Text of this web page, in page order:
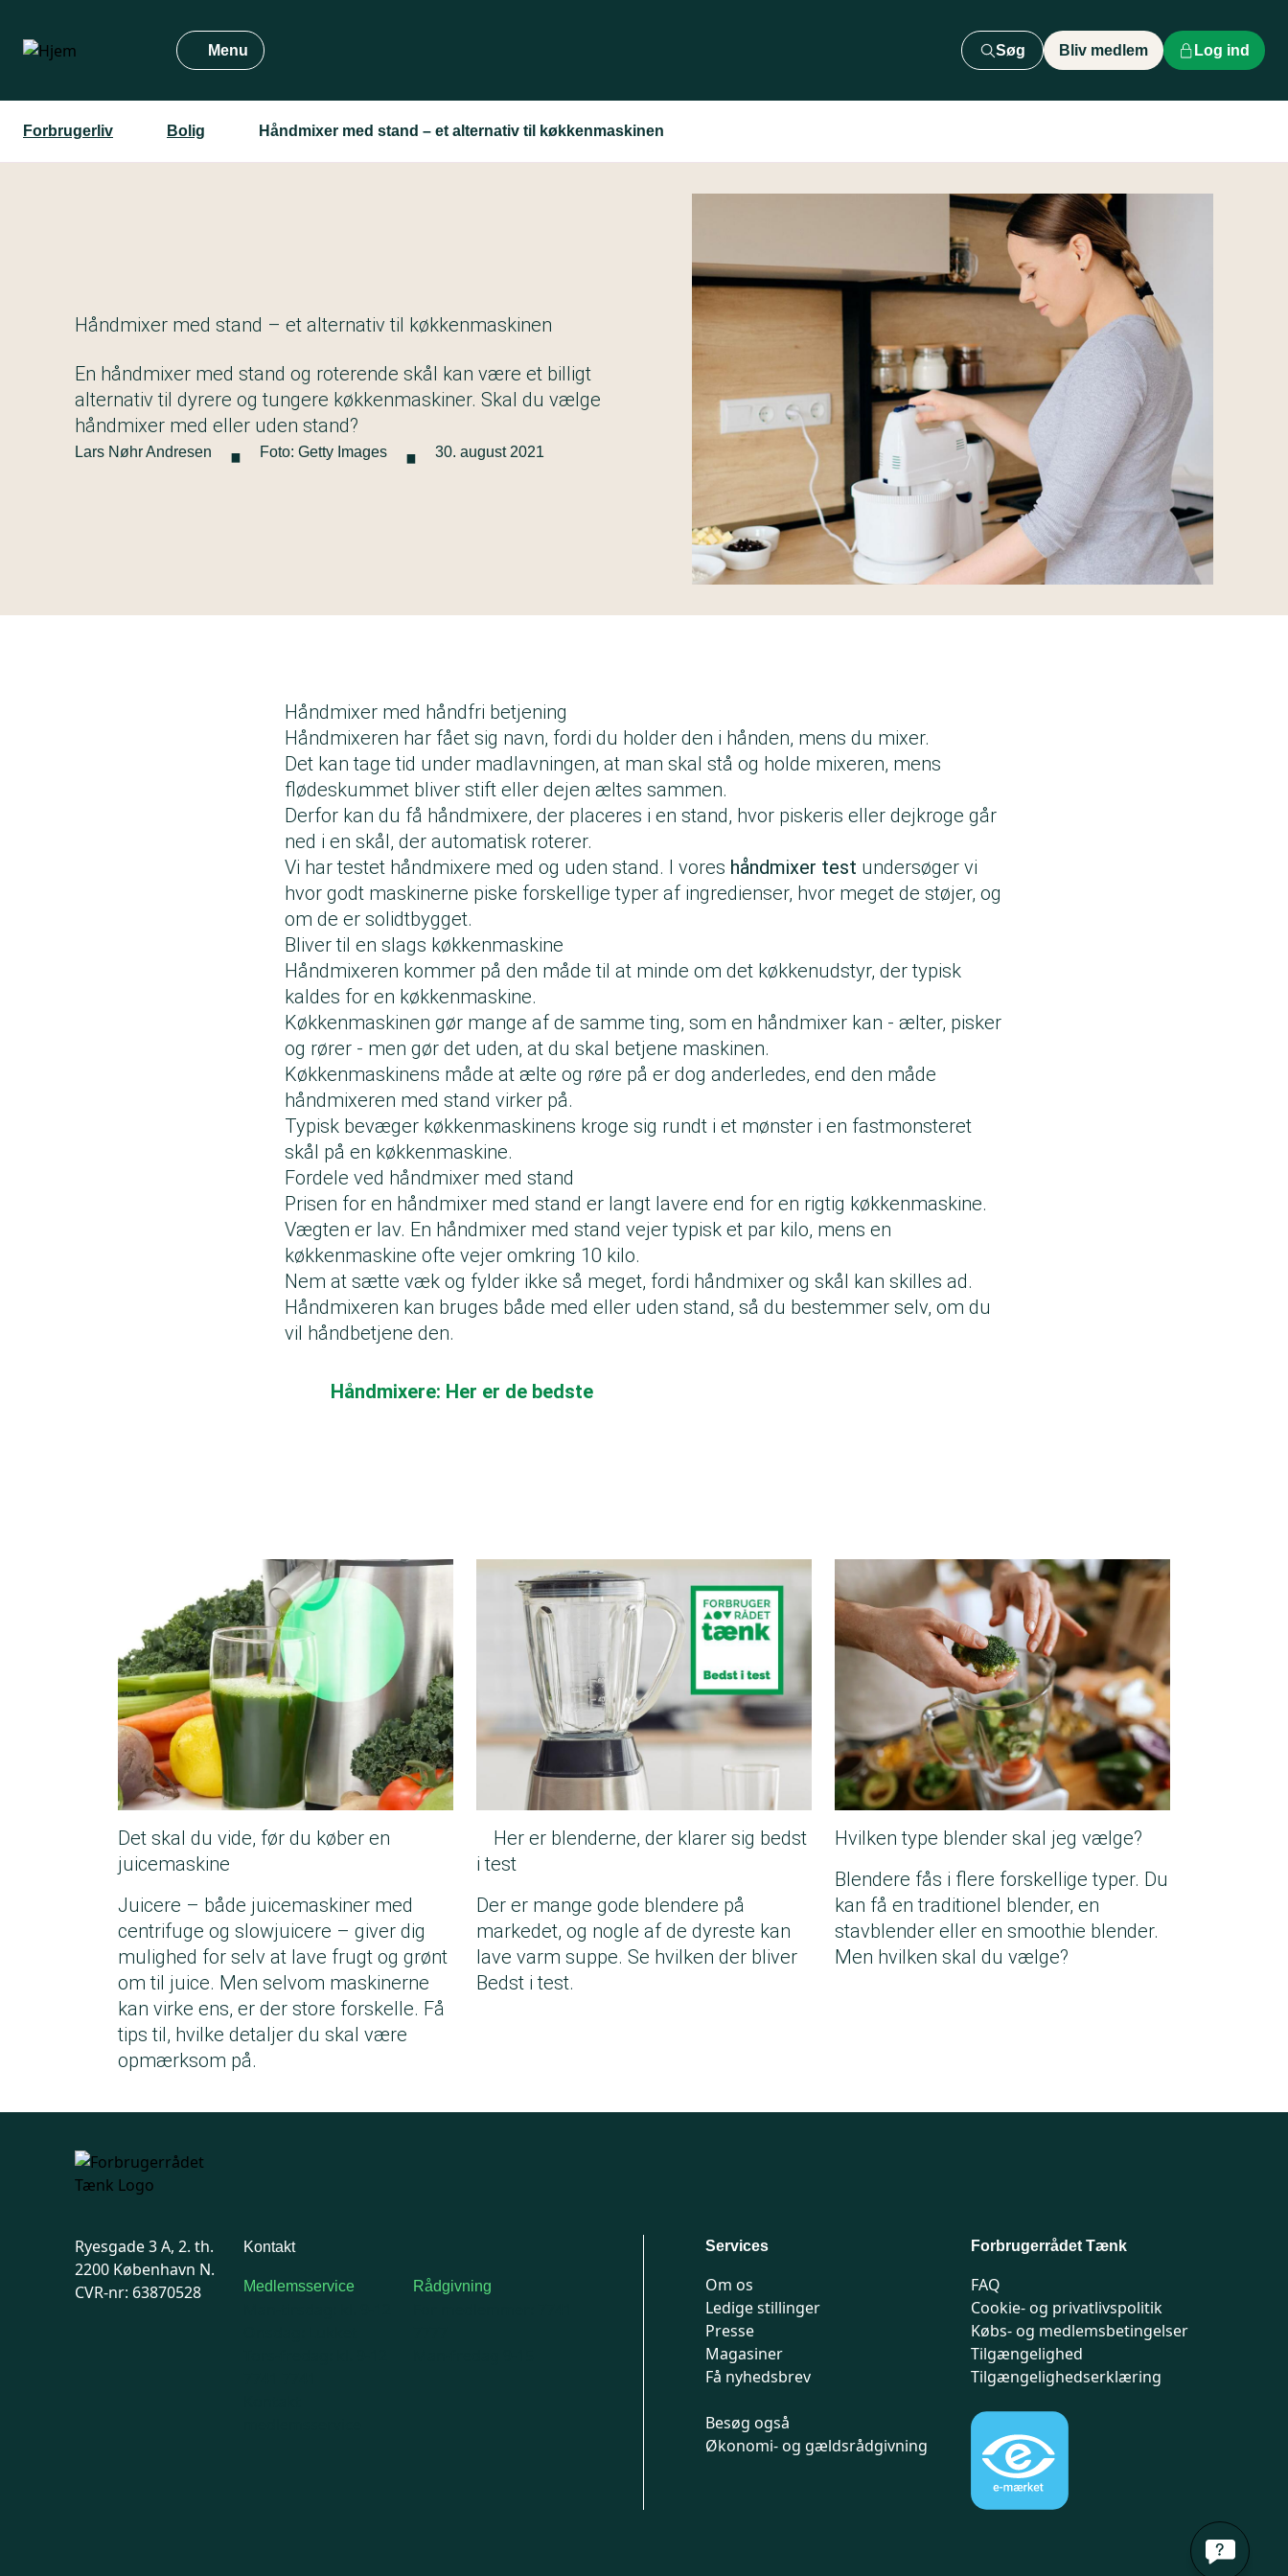
hovedindhold
Menu Søg Bliv medlem Log ind
Forbrugerliv Bolig Håndmixer med stand – et alternativ til køkkenmaskinen
Håndmixer med stand – et alternativ til køkkenmaskinen
En håndmixer med stand og roterende skål kan være et billigt
alternativ til dyrere og tungere køkkenmaskiner. Skal du vælge
håndmixer med eller uden stand?
Lars Nøhr Andresen · Foto: Getty Images · 30. august 2021
Håndmixer med håndfri betjening
Håndmixeren har fået sig navn, fordi du holder den i hånden, mens du mixer.
Det kan tage tid under madlavningen, at man skal stå og holde mixeren, mens
flødeskummet bliver stift eller dejen æltes sammen.
Derfor kan du få håndmixere, der placeres i en stand, hvor piskeris eller dejkroge går
ned i en skål, der automatisk roterer.
Vi har testet håndmixere med og uden stand. I vores håndmixer test undersøger vi
hvor godt maskinerne piske forskellige typer af ingredienser, hvor meget de støjer, og
om de er solidtbygget.
Bliver til en slags køkkenmaskine
Håndmixeren kommer på den måde til at minde om det køkkenudstyr, der typisk
kaldes for en køkkenmaskine.
Køkkenmaskinen gør mange af de samme ting, som en håndmixer kan - ælter, pisker
og rører - men gør det uden, at du skal betjene maskinen.
Køkkenmaskinens måde at ælte og røre på er dog anderledes, end den måde
håndmixeren med stand virker på.
Typisk bevæger køkkenmaskinens kroge sig rundt i et mønster i en fastmonsteret
skål på en køkkenmaskine.
Fordele ved håndmixer med stand
Prisen for en håndmixer med stand er langt lavere end for en rigtig køkkenmaskine.
Vægten er lav. En håndmixer med stand vejer typisk et par kilo, mens en
køkkenmaskine ofte vejer omkring 10 kilo.
Nem at sætte væk og fylder ikke så meget, fordi håndmixer og skål kan skilles ad.
Håndmixeren kan bruges både med eller uden stand, så du bestemmer selv, om du
vil håndbetjene den.
Håndmixere: Her er de bedste
Det skal du vide, før du køber en
juicemaskine
Juicere – både juicemaskiner med
centrifuge og slowjuicere – giver dig
mulighed for selv at lave frugt og grønt
om til juice. Men selvom maskinerne
kan virke ens, er der store forskelle. Få
tips til, hvilke detaljer du skal være
opmærksom på.
Her er blenderne, der klarer sig bedst
i test
Der er mange gode blendere på
markedet, og nogle af de dyreste kan
lave varm suppe. Se hvilken der bliver
Bedst i test.
Hvilken type blender skal jeg vælge?
Blendere fås i flere forskellige typer. Du
kan få en traditionel blender, en
stavblender eller en smoothie blender.
Men hvilken skal du vælge?
Ryesgade 3 A, 2. th.
2200 København N.
CVR-nr: 63870528
Kontakt
Medlemsservice Rådgivning
Services
Om os
Ledige stillinger
Presse
Magasiner
Få nyhedsbrev
Besøg også
Økonomi- og gældsrådgivning
Forbrugerrådet Tænk
FAQ
Cookie- og privatlivspolitik
Købs- og medlemsbetingelser
Tilgængelighed
Tilgængelighedserklæring